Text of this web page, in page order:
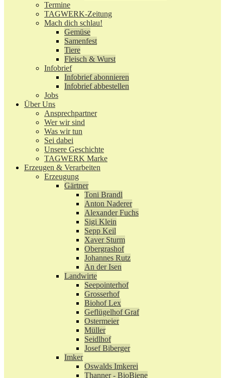
Termine
TAGWERK-Zeitung
Mach dich schlau!
Gemüse
Samenfest
Tiere
Fleisch & Wurst
Infobrief
Infobrief abonnieren
Infobrief abbestellen
Jobs
Über Uns
Ansprechpartner
Wer wir sind
Was wir tun
Sei dabei
Unsere Geschichte
TAGWERK Marke
Erzeugen & Verarbeiten
Erzeugung
Gärtner
Toni Brandl
Anton Naderer
Alexander Fuchs
Sigi Klein
Sepp Keil
Xaver Sturm
Obergrashof
Johannes Rutz
An der Isen
Landwirte
Seepointerhof
Grosserhof
Biohof Lex
Geflügelhof Graf
Ostermeier
Müller
Seidlhof
Josef Biberger
Imker
Oswalds Imkerei
Thanner - BioBiene